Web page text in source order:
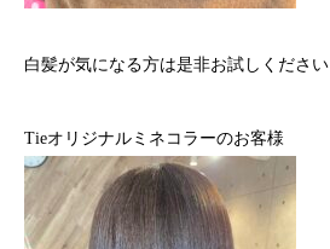
白髪が気になる方は是非お試しください
Tieオリジナルミネコラーのお客様